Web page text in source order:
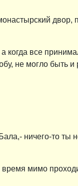
двор,
все
не могло быть и
ничего-то ты
время мимо